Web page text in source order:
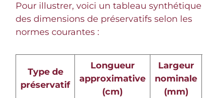
Pour illustrer, voici un tableau synthétique
des dimensions de préservatifs selon les
normes courantes :
Type de
préservatif
Longueur
approximative
(cm)
Largeur
nominale
(mm)